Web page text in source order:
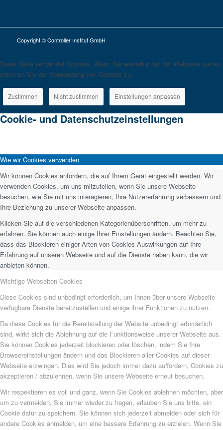
Copyright © Controller Institut GmbH
Diese Seite verwendet Cookies. Wenn Sie weiterhin auf der Webseite surfen,
stimmen Sie der Verwendung von Cookies zu.
Zustimmen Nicht zustimmen Einstellungen anpassen
Cookie- und Datenschutzeinstellungen
Wie wir Cookies verwenden
Wir können Cookies anfordern, die auf Ihrem Gerät eingestellt werden. Wir
verwenden Cookies, um uns mitzuteilen, wenn Sie unsere Webseite
besuchen, wie Sie mit uns interagieren, Ihre Nutzererfahrung verbessern und
Ihre Beziehung zu unserer Webseite anpassen.
Klicken Sie auf die verschiedenen Kategorienüberschriften, um mehr zu
erfahren. Sie können auch einige Ihrer Einstellungen ändern. Beachten Sie,
dass das Blockieren einiger Arten von Cookies Auswirkungen auf Ihre
Erfahrung auf unseren Webseite und auf die Dienste haben kann, die wir
anbieten können.
Wichtige Webseiten-Cookies
Diese Cookies sind unbedingt erforderlich, um Ihnen über unsere Webseite
verfügbare Dienste bereitzustellen und einige ihrer Funktionen zu nutzen.
Da diese Cookies für die Bereitstellung der Website unbedingt erforderlich
sind, wirkt sich die Ablehnung auf die Funktionsweise unserer Webseite aus.
Sie können Cookies jederzeit blockieren oder löschen, indem Sie Ihre
Browsereinstellungen ändern und das Blockieren aller Cookies auf dieser
Webseite erzwingen. Dies wird Sie jedoch immer dazu auffordern, Cookies zu
akzeptieren / abzulehnen, wenn Sie unsere Webseite erneut besuchen.
Wir respektieren es voll und ganz, wenn Sie Cookies ablehnen möchten, aber
um zu vermeiden, Sie immer wieder zu fragen, erlauben Sie uns bitte, ein
Cookie dafür zu speichern. Sie können sich jederzeit abmelden oder sich für
andere Cookies anmelden, um eine bessere Erfahrung zu erzielen. Wenn Sie